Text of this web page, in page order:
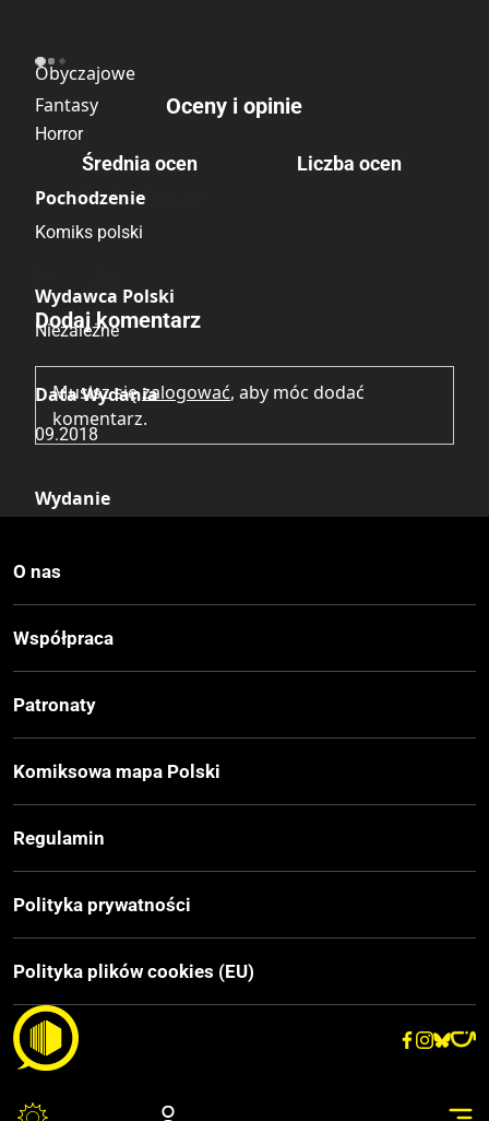
Obyczajowe
Fantasy
Horror
Pochodzenie
Komiks polski
Wydawca Polski
Niezależne
Data Wydania
09.2018
Wydanie
Czerń / Biel
Oprawa
148x210 mm
Liczba Stron
12,00 zł
Oceny i opinie
Średnia ocen
Brak głosów
Liczba ocen
Dodaj komentarz
Musisz sięzalogować, aby móc dodać
komentarz.
O nas
Współpraca
Patronaty
Komiksowa mapa Polski
Regulamin
Polityka prywatności
Polityka plików cookies (EU)